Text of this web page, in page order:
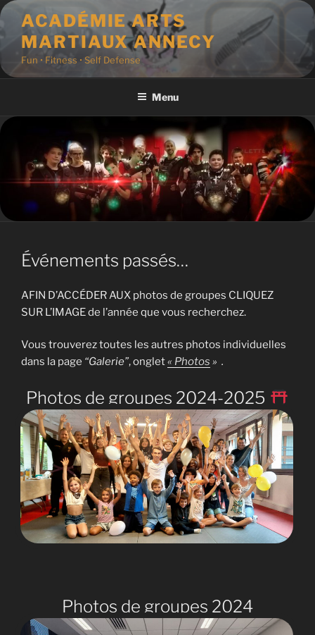
Aller
au
contenu
principal
ACADÉMIE ARTS
MARTIAUX ANNECY
Fun • Fitness • Self Defense
Menu
Événements passés…
AFIN D’ACCÉDER AUX photos de groupes CLIQUEZ
SUR L’IMAGE de l’année que vous recherchez.
Vous trouverez toutes les autres photos individuelles
dans la page “Galerie”, onglet« Photos » .
Photos de groupes 2024-2025
Photos de groupes 2024